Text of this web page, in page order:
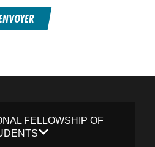
FELLOWSHIP OF